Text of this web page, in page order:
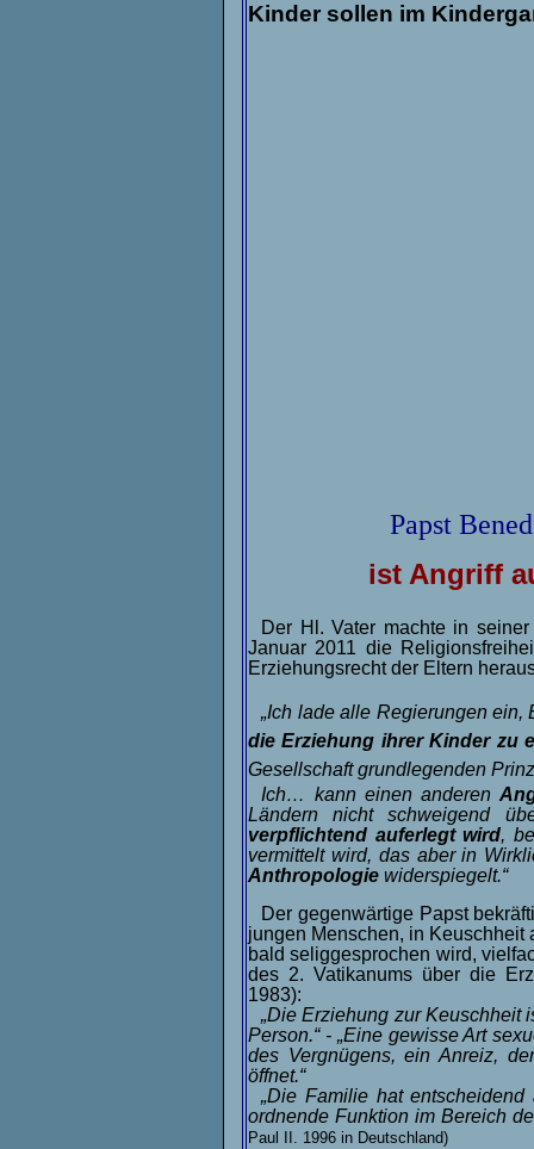
Kinder sollen im
Papst
ist Angriff
Der Hl. Vater machte in
Januar 2011 die
Erziehungsrecht der Eltern
„Ich lade alle Regierungen
die Erziehung ihrer Kinder zu
Gesellschaft grundlegenden
Ich… kann einen anderen
Ländern nicht schweigend
verpflichtend auferlegt wird,
vermittelt wird, das aber in
Anthropologie widerspiegelt.“
Der gegenwärtige Papst
jungen Menschen, in
bald seliggesprochen wird,
des 2. Vatikanums über die
1983):
„Die Erziehung zur Keuschheit
Person.“ - „Eine gewisse Art
des Vergnügens, ein Anreiz,
öffnet.“
„Die Familie hat
ordnende Funktion im Bereich
Paul II. 1996 in Deutschland)